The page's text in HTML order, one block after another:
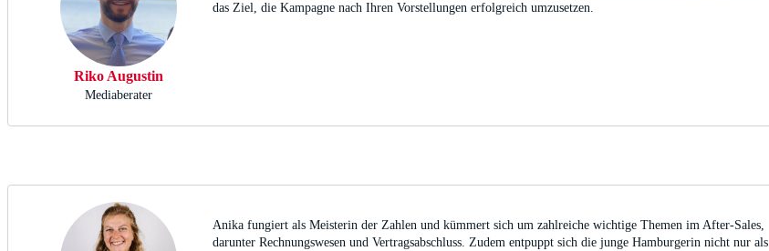
Riko Augustin
Mediaberater
das Ziel, die Kampagne nach Ihren Vorstellungen erfolgreich umzusetzen.
Anika fungiert als Meisterin der Zahlen und kümmert sich um zahlreiche wichtige Themen im After-Sales,
darunter Rechnungswesen und Vertragsabschluss. Zudem entpuppt sich die junge Hamburgerin nicht nur als